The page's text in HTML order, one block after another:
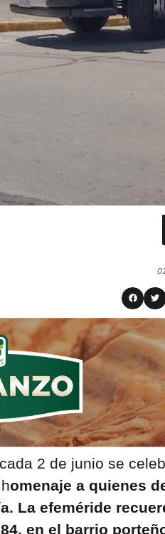
2 de junio se
omenaje a quienes
La efeméride
en el barrio